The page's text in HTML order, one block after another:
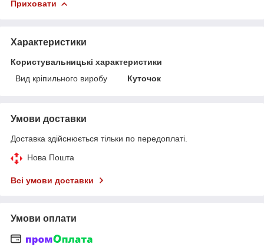
Приховати
Характеристики
Користувальницькі характеристики
Вид кріпильного виробу
Куточок
Умови доставки
Доставка здійснюється тільки по передоплаті.
Нова Пошта
Всі умови доставки
Умови оплати